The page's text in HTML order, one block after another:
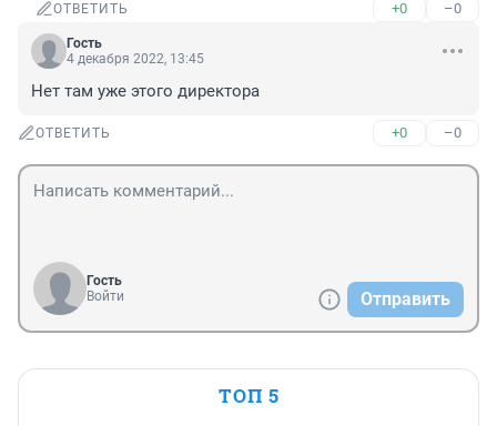
ОТВЕТИТЬ +0 –0
Гость
4 декабря 2022, 13:45
Нет там уже этого директора
ОТВЕТИТЬ +0 –0
Гость
Войти
Отправить
ТОП 5